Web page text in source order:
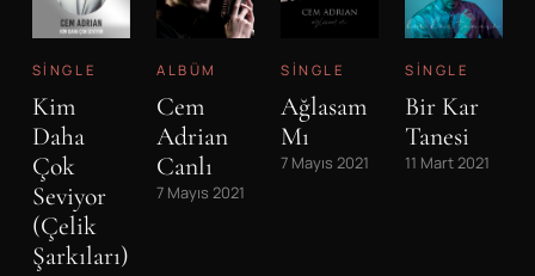
SINGLE
Kim
Daha
Çok
Seviyor
(Çelik
Şarkıları)
ALBÜM
Cem
Adrian
Canlı
7 Mayıs 2021
SINGLE
Ağlasam
Mı
7 Mayıs 2021
SINGLE
Bir Kar
Tanesi
11 Mart 2021